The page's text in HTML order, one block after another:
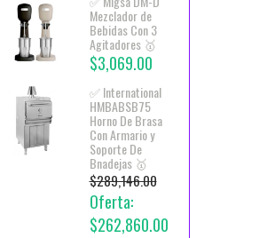
Mezclador de
Bebidas Con 3
Agitadores 🥇
$3,069.00
✅ International
HMBABSB75
Horno De Brasa
Con Armario y
Soporte De
Bnadejas 🥇
$289,146.00
Oferta:
$262,860.00